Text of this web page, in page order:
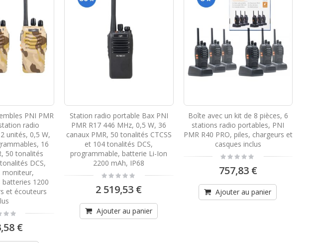
PNI PMR
radio
unités, 0,5 W,
16
50 tonalités
DCS,
moniteur,
1200
et écouteurs
€
Station radio portable Bax PNI
PMR R17 446 MHz, 0,5 W, 36
canaux PMR, 50 tonalités CTCSS
et 104 tonalités DCS,
programmable, batterie Li-Ion
2200 mAh, IP68
Rating:
0%
2 519,53 €
Ajouter au panier
Boîte avec un kit de 8 pièces, 6
stations radio portables, PNI
PMR R40 PRO, piles, chargeurs et
casques inclus
Rating:
0%
757,83 €
Ajouter au panier